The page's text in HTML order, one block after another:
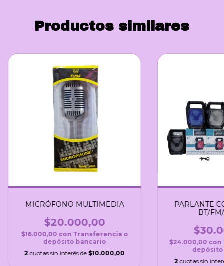
Productos similares
MICRÓFONO MULTIMEDIA
$20.000,00
$16.000,00 con Transferencia o
depósito bancario
2 cuotas sin interés de $10.000,00
PARLANTE
BT/
$24.000,00 con
2 cuotas sin